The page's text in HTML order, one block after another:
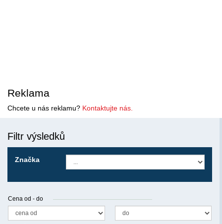
Reklama
Chcete u nás reklamu? Kontaktujte nás.
Filtr výsledků
Značka
Cena od - do